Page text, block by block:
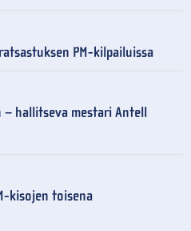
PM-kilpailuissa
– hallitseva mestari Antell
kisojen toisena